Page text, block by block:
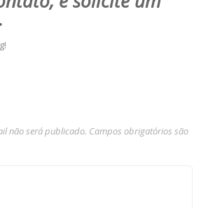
não será publicado. Campos obrigatórios são